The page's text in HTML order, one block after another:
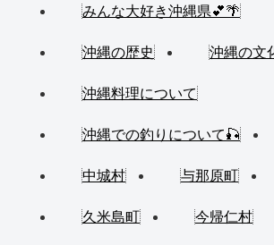
みんな大好き沖縄県💕🌴
沖縄の歴史 沖縄の文
沖縄料理について
沖縄での釣りについて🎣
中城村 与那原町
久米島町 今帰仁村